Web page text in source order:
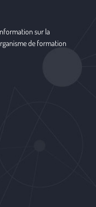
sur la
de formation